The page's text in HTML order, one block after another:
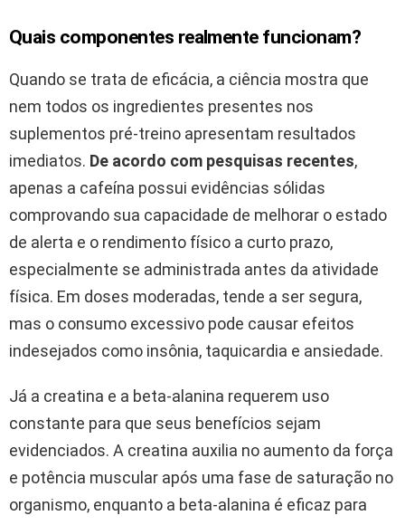
Quais componentes realmente funcionam?
Quando se trata de eficácia, a ciência mostra que
nem todos os ingredientes presentes nos
suplementos pré-treino apresentam resultados
imediatos. De acordo com pesquisas recentes,
apenas a cafeína possui evidências sólidas
comprovando sua capacidade de melhorar o estado
de alerta e o rendimento físico a curto prazo,
especialmente se administrada antes da atividade
física. Em doses moderadas, tende a ser segura,
mas o consumo excessivo pode causar efeitos
indesejados como insônia, taquicardia e ansiedade.
Já a creatina e a beta-alanina requerem uso
constante para que seus benefícios sejam
evidenciados. A creatina auxilia no aumento da força
e potência muscular após uma fase de saturação no
organismo, enquanto a beta-alanina é eficaz para